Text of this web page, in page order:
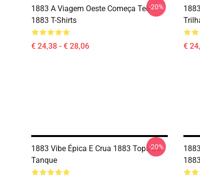
1883 A Viagem Oeste Começa Tee
1883 T-Shirts
€ 24,38 - € 28,06
-20%
€
1883 Vibe Épica E Crua 1883 Tops De
Tanque
-20%